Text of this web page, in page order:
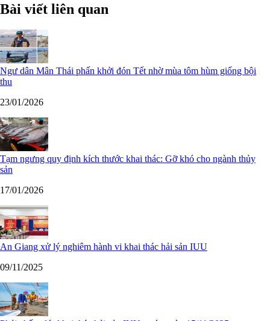
Bài viết liên quan
Ngư dân Mân Thái phấn khởi đón Tết nhờ mùa tôm hùm giống bội
thu
23/01/2026
Tạm ngưng quy định kích thước khai thác: Gỡ khó cho ngành thủy
sản
17/01/2026
An Giang xử lý nghiêm hành vi khai thác hải sản IUU
09/11/2025